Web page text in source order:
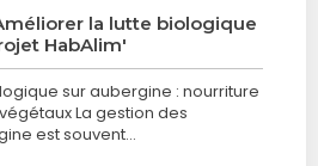
la lutte biologique
HabAlim'
sur aubergine : nourriture
La gestion des
est souvent…